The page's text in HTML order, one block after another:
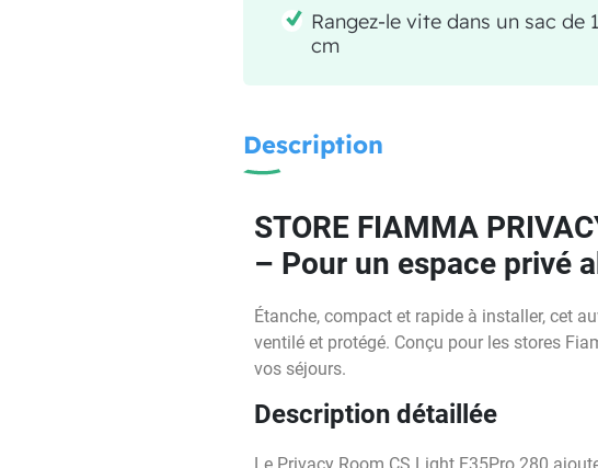
Rangez-le vite dans un sac de
cm
Description
STORE FIAMMA
– Pour un espace privé
Étanche, compact et rapide à installer, cet
ventilé et protégé. Conçu pour les stores
vos séjours.
Description détaillée